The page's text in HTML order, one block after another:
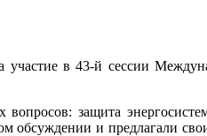
в 43-й сессии
защита
обсуждении и предлагали